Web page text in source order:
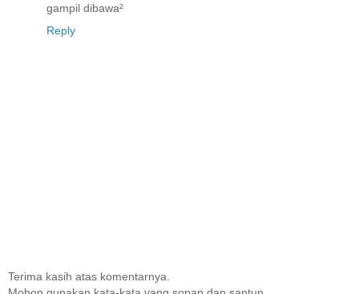
gampil dibawa²
Reply
Terima kasih atas komentarnya.